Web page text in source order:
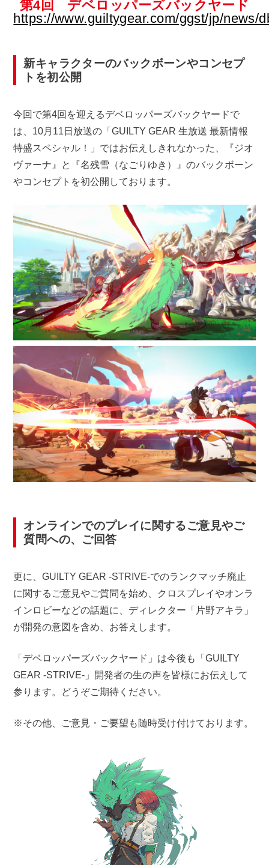
第4回 デベロッパーズバックヤード
https://www.guiltygear.com/ggst/jp/news/
新キャラクターのバックボーンやコンセプ
トを初公開
今回で第4回を迎えるデベロッパーズバックヤードで
は、10月11日放送の「GUILTY GEAR 生放送 最新情報
特盛スペシャル！」ではお伝えしきれなかった、『ジオ
ヴァーナ』と『名残雪（なごりゆき）』のバックボーン
やコンセプトを初公開しております。
オンラインでのプレイに関するご意見やご
質問への、ご回答
更に、GUILTY GEAR -STRIVE-でのランクマッチ廃止
に関するご意見やご質問を始め、クロスプレイやオンラ
インロビーなどの話題に、ディレクター「片野アキラ」
が開発の意図を含め、お答えします。
「デベロッパーズバックヤード」は今後も「GUILTY
GEAR -STRIVE-」開発者の生の声を皆様にお伝えして
参ります。どうぞご期待ください。
※その他、ご意見・ご要望も随時受け付けております。